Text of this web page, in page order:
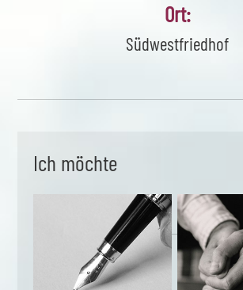
Ort:
Südwestfriedhof
Ich möchte